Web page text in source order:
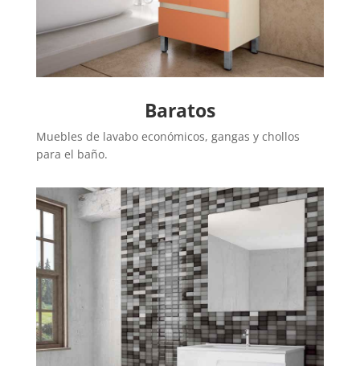
Baratos
Muebles de lavabo económicos, gangas y chollos
para el baño.